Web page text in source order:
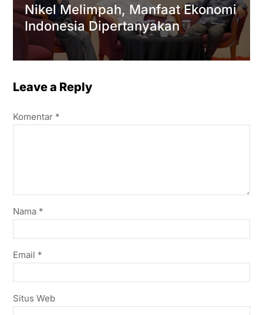
Nikel Melimpah, Manfaat Ekonomi
Indonesia Dipertanyakan
Leave a Reply
Komentar *
Nama *
Email *
Situs Web